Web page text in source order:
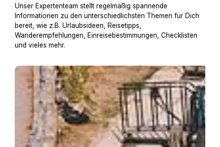
Unser Expertenteam stellt regelmäßig spannende
Informationen zu den unterschiedlichsten Themen für Dich
bereit, wie z.B. Urlaubsideen, Reisetipps,
Wanderempfehlungen, Einreisebestimmungen, Checklisten
und vieles mehr.
Hausboot mit Hund